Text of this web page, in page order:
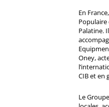
En
Populaire
Palatine.
Oney,
CIB et en
Le